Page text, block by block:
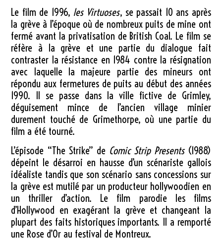
Le film de 1996, les Virtuoses, se passait 10 ans après
la grève à l’époque où de nombreux puits de mine ont
fermé avant la privatisation de British Coal. Le film se
réfère à la grève et une partie du dialogue fait
contraster la résistance en 1984 contre la résignation
avec laquelle la majeure partie des mineurs ont
répondu aux fermetures de puits au début des années
1990. Il se passe dans la ville fictive de Grimley,
déguisement mince de l’ancien village minier
durement touché de Grimethorpe, où une partie du
film a été tourné.
L’épisode “The Strike” de Comic Strip Presents(1988)
dépeint le désarroi en hausse d’un scénariste gallois
idéaliste tandis que son scénario sans concessions sur
la grève est mutilé par un producteur hollywoodien en
un thriller d’action. Le film parodie les films
d’Hollywood en exagérant la grève et changeant la
plupart des faits historiques importants. Il a remporté
une Rose d’Or au festival de Montreux.